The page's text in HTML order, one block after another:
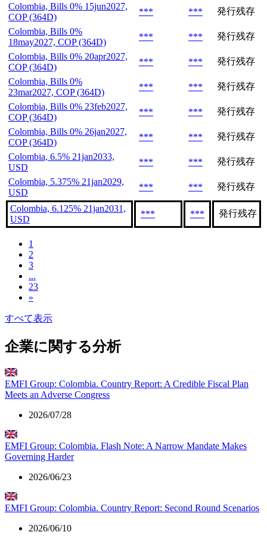
Colombia, Bills 0% 15jun2027,
COP (364D)
*** ***
発行残存
Colombia, Bills 0%
18may2027, COP (364D)
*** ***
発行残存
Colombia, Bills 0% 20apr2027,
COP (364D)
*** ***
発行残存
Colombia, Bills 0%
23mar2027, COP (364D)
*** ***
発行残存
Colombia, Bills 0% 23feb2027,
COP (364D)
*** ***
発行残存
Colombia, Bills 0% 26jan2027,
COP (364D)
*** ***
発行残存
Colombia, 6.5% 21jan2033,
USD
*** ***
発行残存
Colombia, 5.375% 21jan2029,
USD
*** *** 発行残存
Colombia, 6.125% 21jan2031,
USD
*** *** 発行残存
1
2
3
...
23
»
すべて表示
企業に関する分析
EMFI Group: Colombia. Country Report: A Credible Fiscal Plan
Meets an Adverse Congress
2026/07/28
EMFI Group: Colombia. Flash Note: A Narrow Mandate Makes
Governing Harder
2026/06/23
EMFI Group: Colombia. Country Report: Second Round Scenarios
2026/06/10